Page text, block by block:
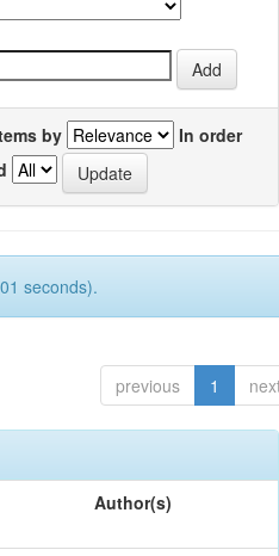
by
In order
seconds).
previous 1
Author(s)